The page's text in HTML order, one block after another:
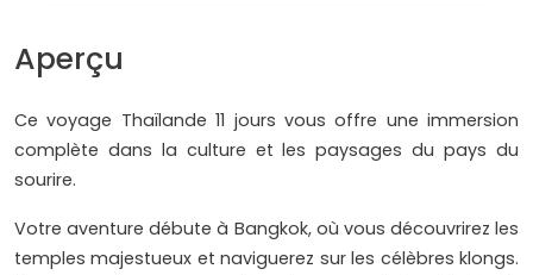
Aperçu
Ce voyage Thaïlande 11 jours vous offre une immersion
complète dans la culture et les paysages du pays du
sourire.
Votre aventure débute à Bangkok, où vous découvrirez les
temples majestueux et naviguerez sur les célèbres klongs.